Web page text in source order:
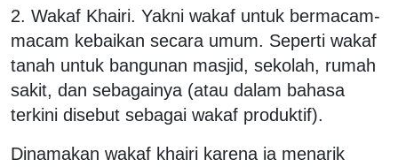
2. Wakaf Khairi. Yakni wakaf untuk bermacam-
macam kebaikan secara umum. Seperti wakaf
tanah untuk bangunan masjid, sekolah, rumah
sakit, dan sebagainya (atau dalam bahasa
terkini disebut sebagai wakaf produktif).
Dinamakan wakaf khairi karena ia menarik